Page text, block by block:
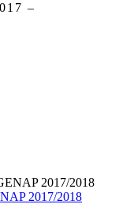
–
2017/2018